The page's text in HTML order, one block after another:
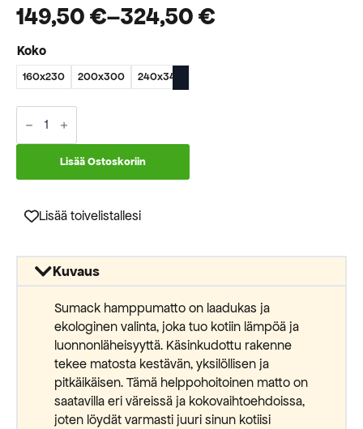
149,50€–324,50€
Hintaluokka:
149,50 €
-
324,50 €
Koko
160x230 200x300 240x340
Sumack
hamppumatto
määrä
Lisää Ostoskoriin
Lisää toivelistallesi
Kuvaus
Sumack hamppumatto on laadukas ja
ekologinen valinta, joka tuo kotiin lämpöä ja
luonnonläheisyyttä. Käsinkudottu rakenne
tekee matosta kestävän, yksilöllisen ja
pitkäikäisen. Tämä helppohoitoinen matto on
saatavilla eri väreissä ja kokovaihtoehdoissa,
joten löydät varmasti juuri sinun kotiisi